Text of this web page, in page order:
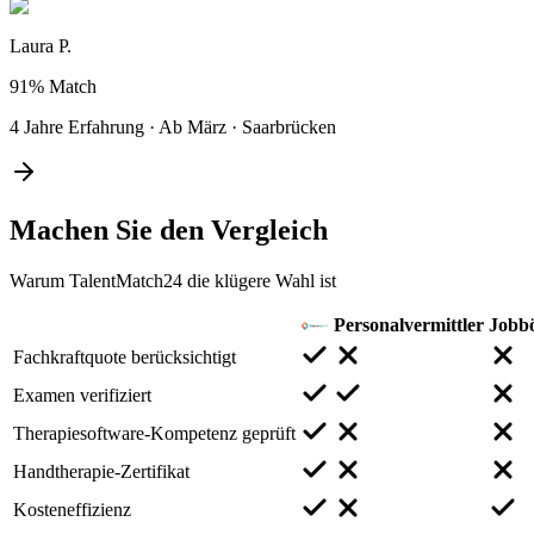
Laura P.
91% Match
4 Jahre Erfahrung · Ab März · Saarbrücken
Machen Sie den Vergleich
Warum TalentMatch24 die klügere Wahl ist
Personalvermittler
Fachkraftquote berücksichtigt
Examen verifiziert
Therapiesoftware-Kompetenz geprüft
Handtherapie-Zertifikat
Kosteneffizienz